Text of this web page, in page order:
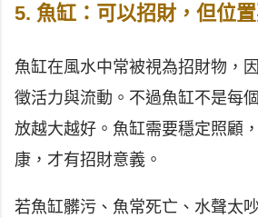
5. 魚缸：可以招財，但位
魚缸在風水中常被視為招財物，
徵活力與流動。不過魚缸不是每
放越大越好。魚缸需要穩定照顧
康，才有招財意義。
若魚缸髒污、魚常死亡、水聲太